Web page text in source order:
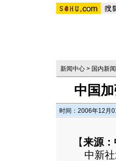
新闻中心 > 国内新闻
中国
时间：2006年12月
【来源：
中新社北